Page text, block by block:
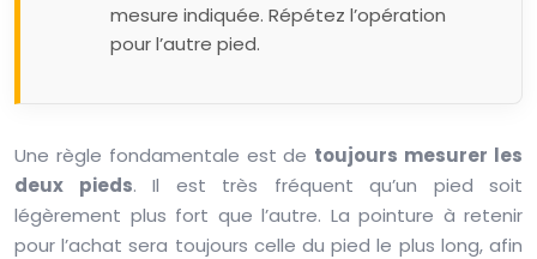
mesure indiquée. Répétez l’opération
pour l’autre pied.
Une règle fondamentale est de toujours mesurer les
deux pieds. Il est très fréquent qu’un pied soit
légèrement plus fort que l’autre. La pointure à retenir
pour l’achat sera toujours celle du pied le plus long, afin